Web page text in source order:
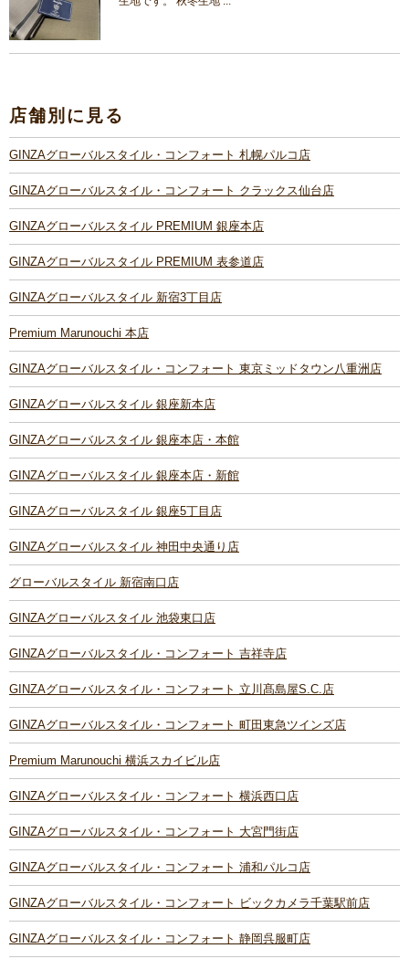
店舗別に見る
GINZAグローバルスタイル・コンフォート 札幌パルコ店
GINZAグローバルスタイル・コンフォート クラックス仙台店
GINZAグローバルスタイル PREMIUM 銀座本店
GINZAグローバルスタイル PREMIUM 表参道店
GINZAグローバルスタイル 新宿3丁目店
Premium Marunouchi 本店
GINZAグローバルスタイル・コンフォート 東京ミッドタウン八重洲店
GINZAグローバルスタイル 銀座新本店
GINZAグローバルスタイル 銀座本店・本館
GINZAグローバルスタイル 銀座本店・新館
GINZAグローバルスタイル 銀座5丁目店
GINZAグローバルスタイル 神田中央通り店
グローバルスタイル 新宿南口店
GINZAグローバルスタイル 池袋東口店
GINZAグローバルスタイル・コンフォート 吉祥寺店
GINZAグローバルスタイル・コンフォート 立川髙島屋S.C.店
GINZAグローバルスタイル・コンフォート 町田東急ツインズ店
Premium Marunouchi 横浜スカイビル店
GINZAグローバルスタイル・コンフォート 横浜西口店
GINZAグローバルスタイル・コンフォート 大宮門街店
GINZAグローバルスタイル・コンフォート 浦和パルコ店
GINZAグローバルスタイル・コンフォート ビックカメラ千葉駅前店
GINZAグローバルスタイル・コンフォート 静岡呉服町店